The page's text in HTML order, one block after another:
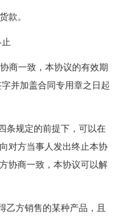
款。
一致，本协议的有效期
并加盖合同专用章之日起
规定的前提下，可以在
对方当事人发出终止本协
协商一致，本协议可以解
方销售的某种产品，且